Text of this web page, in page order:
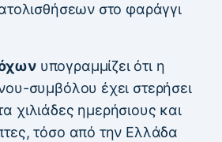
στο φαράγγι
υπογραμμίζει ότι η
συμβόλου έχει στερήσει
χιλιάδες ημερήσιους και
τόσο από την Ελλάδα